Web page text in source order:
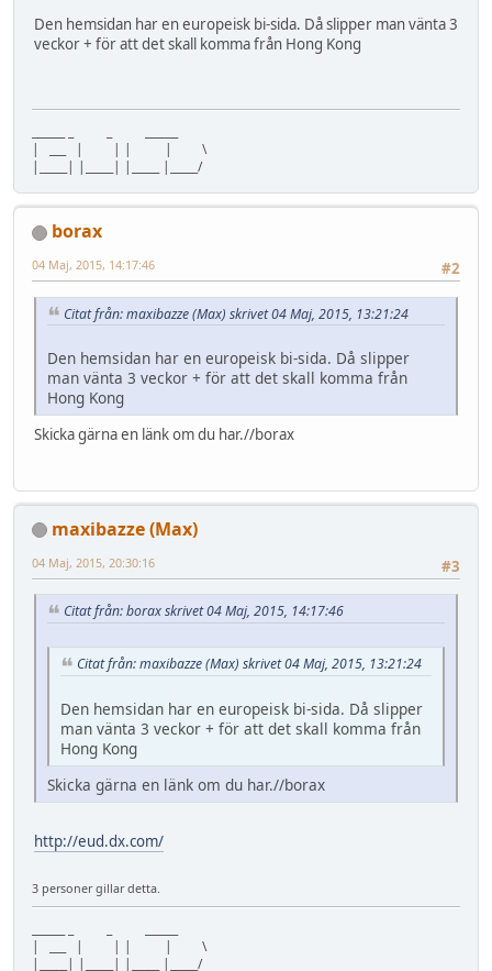
Den hemsidan har en europeisk bi-sida. Då slipper man vänta 3
veckor + för att det skall komma från Hong Kong
| ___ | | | | \
|_____| |_____| |_____ |_____/
borax
#2
04 Maj, 2015, 14:17:46
Citat från: maxibazze (Max) skrivet 04 Maj, 2015, 13:21:24
Den hemsidan har en europeisk bi-sida. Då slipper
man vänta 3 veckor + för att det skall komma från
Hong Kong
Skicka gärna en länk om du har.//borax
maxibazze (Max)
#3
04 Maj, 2015, 20:30:16
Citat från: borax skrivet 04 Maj, 2015, 14:17:46
Citat från: maxibazze (Max) skrivet 04 Maj, 2015, 13:21:24
Den hemsidan har en europeisk bi-sida. Då slipper
man vänta 3 veckor + för att det skall komma från
Hong Kong
Skicka gärna en länk om du har.//borax
http://eud.dx.com/
3 personer gillar detta.
| ___ | | | | \
|_____| |_____| |_____ |_____/